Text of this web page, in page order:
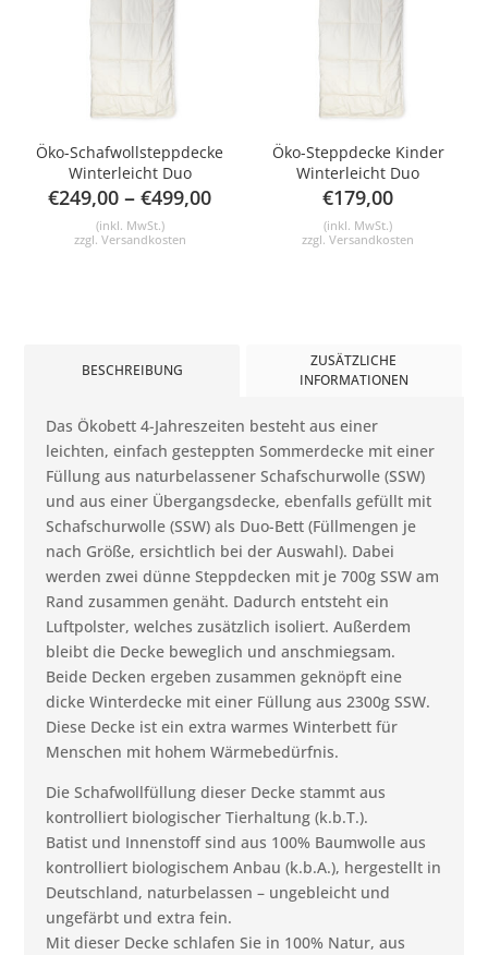
BESCHREIBUNG
ZUSÄTZLICHE
INFORMATIONEN
Das Ökobett 4-Jahreszeiten besteht aus einer
leichten, einfach gesteppten Sommerdecke mit einer
Füllung aus naturbelassener Schafschurwolle (SSW)
und aus einer Übergangsdecke, ebenfalls gefüllt mit
Schafschurwolle (SSW) als Duo-Bett (Füllmengen je
nach Größe, ersichtlich bei der Auswahl). Dabei
werden zwei dünne Steppdecken mit je 700g SSW am
Rand zusammen genäht. Dadurch entsteht ein
Luftpolster, welches zusätzlich isoliert. Außerdem
bleibt die Decke beweglich und anschmiegsam.
Beide Decken ergeben zusammen geknöpft eine
dicke Winterdecke mit einer Füllung aus 2300g SSW.
Diese Decke ist ein extra warmes Winterbett für
Menschen mit hohem Wärmebedürfnis.
Die Schafwollfüllung dieser Decke stammt aus
kontrolliert biologischer Tierhaltung (k.b.T.).
Batist und Innenstoff sind aus 100% Baumwolle aus
kontrolliert biologischem Anbau (k.b.A.), hergestellt in
Deutschland, naturbelassen – ungebleicht und
ungefärbt und extra fein.
Mit dieser Decke schlafen Sie in 100% Natur, aus
Öko-Schafwollsteppdecke
Winterleicht Duo
€249,00 –€499,00
(inkl. MwSt.)
zzgl. Versandkosten
Öko-Steppdecke Kinder
Winterleicht Duo
€179,00
(inkl. MwSt.)
zzgl.Versandkosten